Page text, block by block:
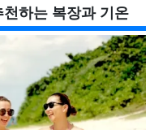
하는 복장과 기온